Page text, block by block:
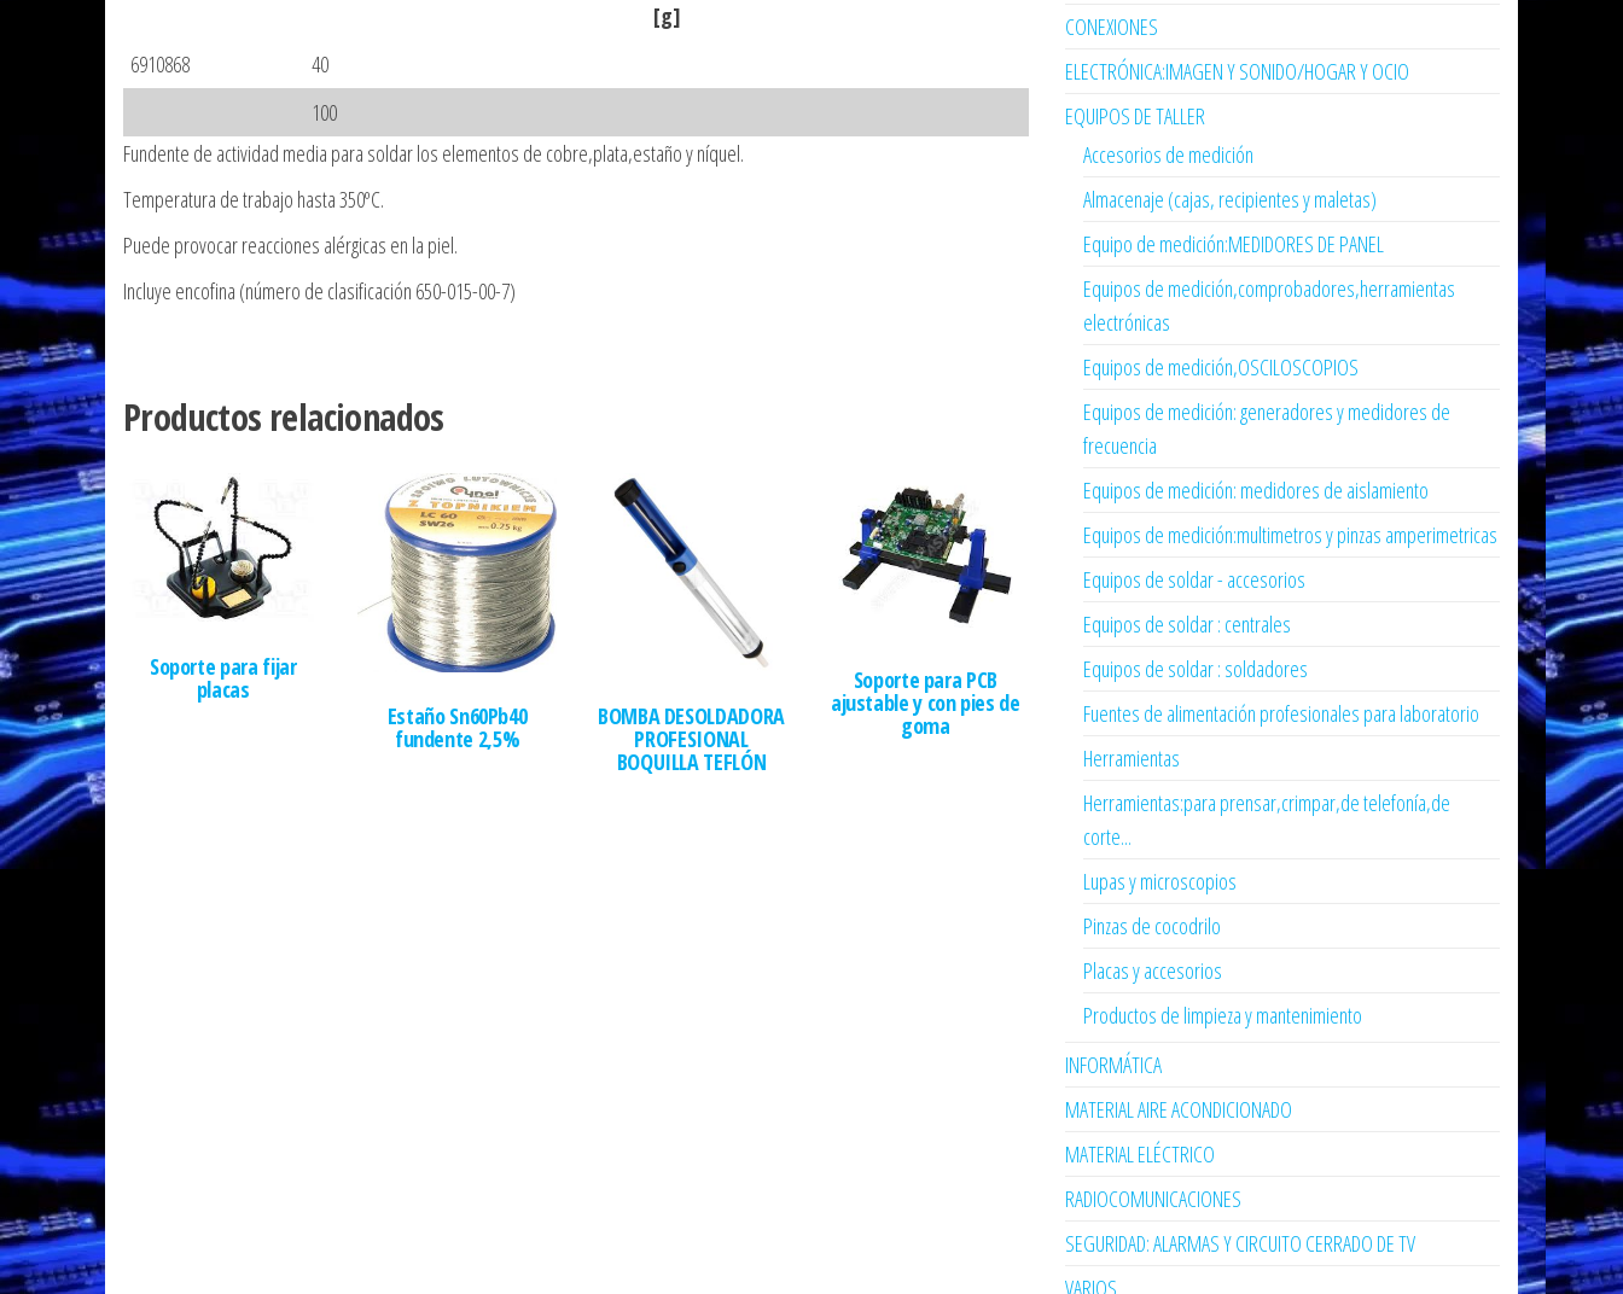
[g]
6910868
40
100
Fundente de actividad media para soldar los elementos de cobre,plata,estaño y níquel.
Temperatura de trabajo hasta 350ºC.
Puede provocar reacciones alérgicas en la piel.
Incluye encofina (número de clasificación 650-015-00-7)
Productos relacionados
Soporte para fijar
placas
Estaño Sn60Pb40
fundente 2,5%
BOMBA DESOLDADORA
PROFESIONAL
BOQUILLA TEFLÓN
Soporte para PCB
ajustable y con pies de
goma
CONEXIONES
ELECTRÓNICA:IMAGEN Y SONIDO/HOGAR Y OCIO
EQUIPOS DE TALLER
Accesorios de medición
Almacenaje (cajas, recipientes y maletas)
Equipo de medición:MEDIDORES DE PANEL
Equipos de medición,comprobadores,herramientas
electrónicas
Equipos de medición,OSCILOSCOPIOS
Equipos de medición: generadores y medidores de
frecuencia
Equipos de medición: medidores de aislamiento
Equipos de medición:multimetros y pinzas amperimetricas
Equipos de soldar - accesorios
Equipos de soldar : centrales
Equipos de soldar : soldadores
Fuentes de alimentación profesionales para laboratorio
Herramientas
Herramientas:para prensar,crimpar,de telefonía,de
corte...
Lupas y microscopios
Pinzas de cocodrilo
Placas y accesorios
Productos de limpieza y mantenimiento
INFORMÁTICA
MATERIAL AIRE ACONDICIONADO
MATERIAL ELÉCTRICO
RADIOCOMUNICACIONES
SEGURIDAD: ALARMAS Y CIRCUITO CERRADO DE TV
VARIOS